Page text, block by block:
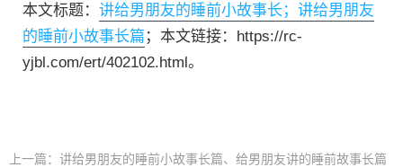
本文标题： 讲给男朋友的睡前小故事长；讲给男朋友
的睡前小故事长篇 ；本文链接：https://rc-
yjbl.com/ert/402102.html。
上一篇： 讲给男朋友的睡前小故事长篇、给男朋友讲的睡前故事长篇